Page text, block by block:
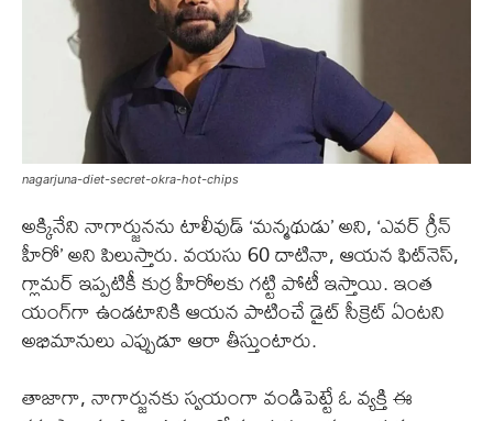
nagarjuna-diet-secret-okra-hot-chips
అక్కినేని నాగార్జునను టాలీవుడ్ ‘మన్మథుడు’ అని, ‘ఎవర్ గ్రీన్
హీరో’ అని పిలుస్తారు. వయసు 60 దాటినా, ఆయన ఫిట్‌నెస్,
గ్లామర్ ఇప్పటికీ కుర్ర హీరోలకు గట్టి పోటీ ఇస్తాయి. ఇంత
యంగ్‌గా ఉండటానికి ఆయన పాటించే డైట్ సీక్రెట్ ఏంటని
అభిమానులు ఎప్పుడూ ఆరా తీస్తుంటారు.
తాజాగా, నాగార్జునకు స్వయంగా వండిపెట్టే ఓ వ్యక్తి ఈ